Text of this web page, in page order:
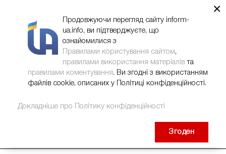
×
Продовжуючи перегляд сайту inform-
ua.info, ви підтверджуєте, що
ознайомилися з
Правилами користування сайтом,
правилами використання матеріалів та
правилами коментування. Ви згодні з використанням
файлів cookie, описаних у Політиці конфіденційності.
Докладніше про Політику конфіденційності
Згоден